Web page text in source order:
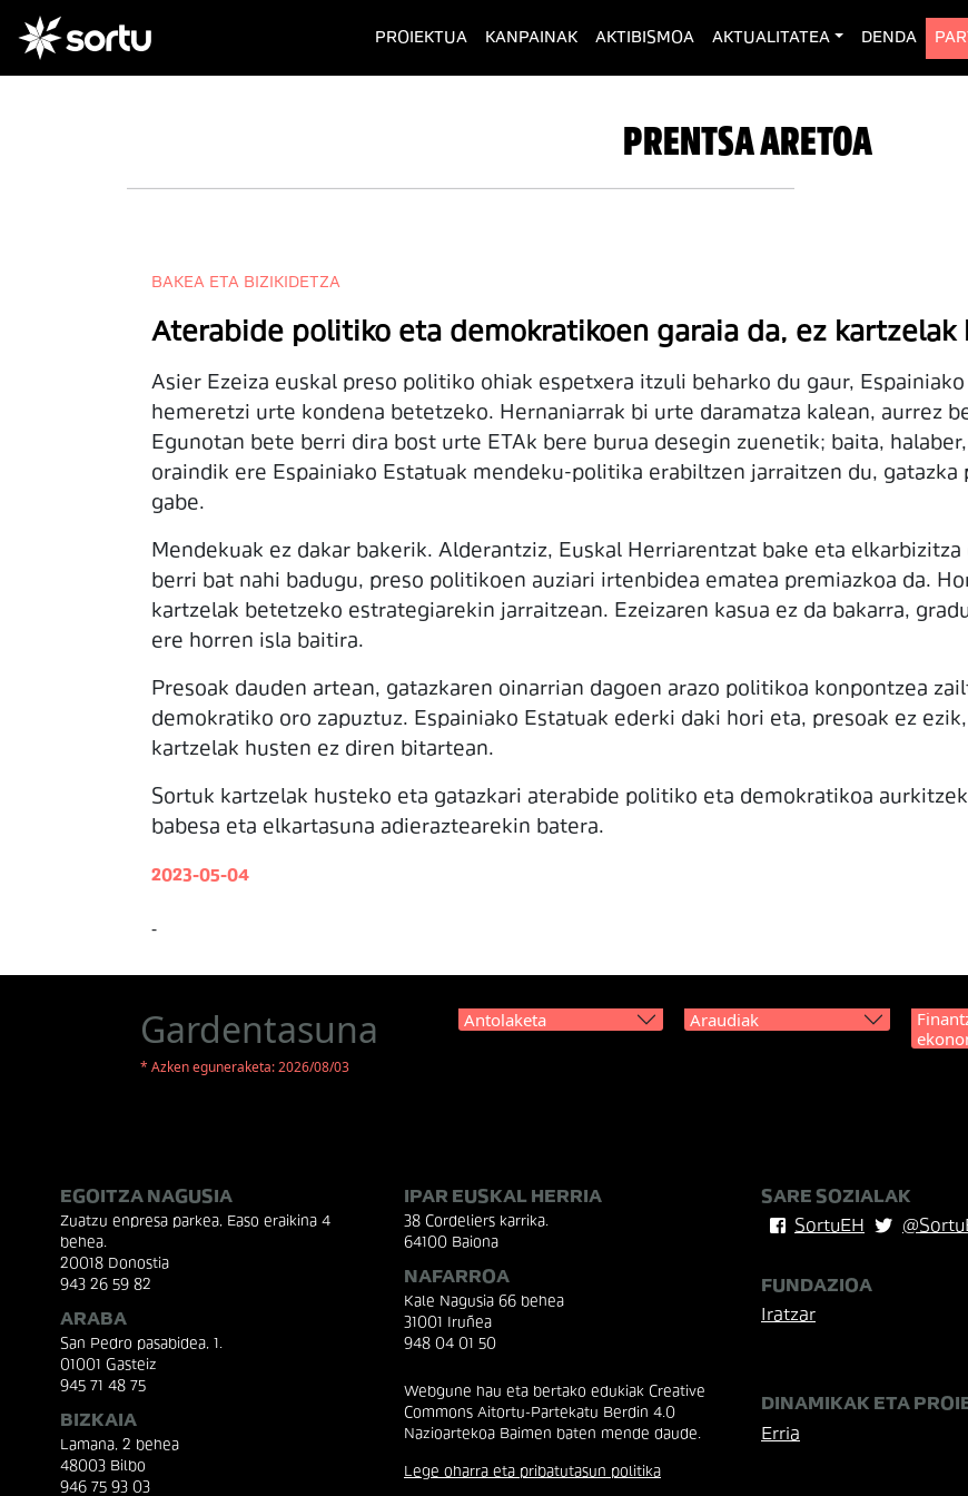
PROIEKTUA (current)
KANPAINAK AKTIBISMOA AKTUALITATEA DENDA
PRENTSA ARETOA
BAKEA ETA BIZIKIDETZA
Aterabide politiko eta demokratikoen garaia da, ez kartzelak
Asier Ezeiza euskal preso politiko ohiak espetxera itzuli beharko du gaur,
hemeretzi urte kondena betetzeko. Hernaniarrak bi urte daramatza kalean, aurrez
Egunotan bete berri dira bost urte ETAk bere burua desegin zuenetik; baita,
oraindik ere Espainiako Estatuak mendeku-politika erabiltzen jarraitzen du,
gabe.
Mendekuak ez dakar bakerik. Alderantziz, Euskal Herriarentzat bake eta
berri bat nahi badugu, preso politikoen auziari irtenbidea ematea premiazkoa da.
kartzelak betetzeko estrategiarekin jarraitzean. Ezeizaren kasua ez da bakarra,
ere horren isla baitira.
Presoak dauden artean, gatazkaren oinarrian dagoen arazo politikoa konpontzea
demokratiko oro zapuztuz. Espainiako Estatuak ederki daki hori eta, presoak ez
kartzelak husten ez diren bitartean.
Sortuk kartzelak husteko eta gatazkari aterabide politiko eta demokratikoa
babesa eta elkartasuna adieraztearekin batera.
2023-05-04
-
Gardentasuna
* Azken eguneraketa: 2026/08/03
Antolaketa Araudiak
EGOITZA NAGUSIA
Zuatzu enpresa parkea, Easo eraikina 4
behea.
20018 Donostia
943 26 59 82
ARABA
San Pedro pasabidea, 1.
01001 Gasteiz
945 71 48 75
BIZKAIA
Lamana, 2 behea
48003 Bilbo
946 75 93 03
IPAR EUSKAL HERRIA
38 Cordeliers karrika.
64100 Baiona
NAFARROA
Kale Nagusia 66 behea
31001 Iruñea
948 04 01 50
Webgune hau eta bertako edukiak Creative
Commons Aitortu-Partekatu Berdin 4.0
Nazioartekoa Baimen baten mende daude.
Lege oharra eta pribatutasun politika
SARE SOZIALAK
SortuEH
FUNDAZIOA
Iratzar
DINAMIKAK ETA
Erria